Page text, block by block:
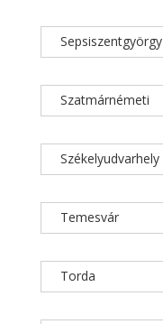
Sepsiszentgyörgy
Szatmárnémeti
Székelyudvarhely
Temesvár
Torda